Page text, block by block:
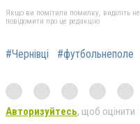
Якщо ви помітили помилку, виділіть
повідомити про це редакцію
#Чернівці #футбольнеполе
Авторизуйтесь, щоб оцінити